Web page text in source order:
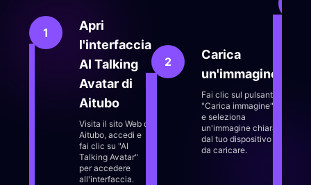
1
Apri
l'interfaccia
AI Talking
Avatar di
Aitubo
Visita il sito Web di
Aitubo, accedi e
fai clic su "AI
Talking Avatar"
per accedere
all'interfaccia.
2
Carica
un'immagine
Fai clic sul pulsante
"Carica immagine"
e seleziona
un'immagine chiara
dal tuo dispositivo
da caricare.